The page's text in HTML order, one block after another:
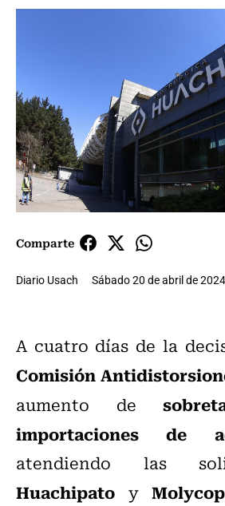
Comparte
Diario Usach Sábado 20 de abril de
A cuatro días de la
Comisión
aumento de
importaciones de
atendiendo las
Huachipato y Molycop